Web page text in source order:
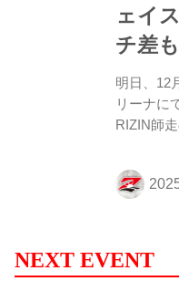
vs. パッ
ェイ
チ差
明日、12
リーナに
RIZIN師
presents
た。 会場
量の様子
ルで公開
NEXT EVENT